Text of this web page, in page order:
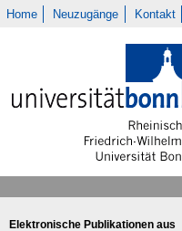
Home Neuzugänge Kontakt
Elektronische Publikationen aus